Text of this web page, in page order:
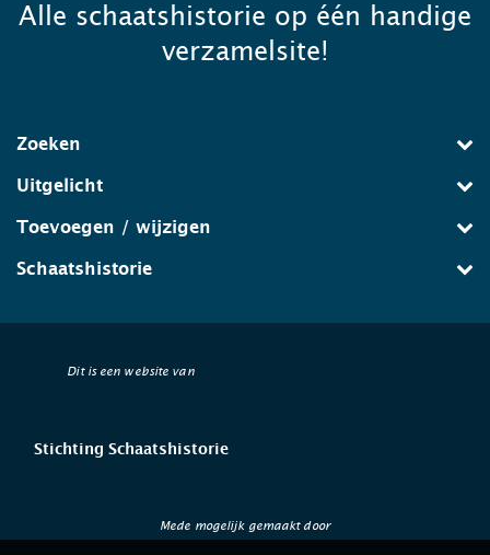
Alle schaatshistorie op één handige
verzamelsite!
Zoeken
Uitgelicht
Toevoegen / wijzigen
Schaatshistorie
Dit is een website van
Stichting Schaatshistorie
Mede mogelijk gemaakt door